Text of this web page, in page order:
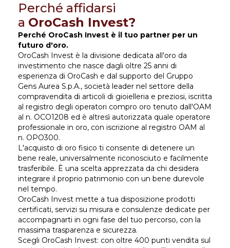
Perché affidarsi
a OroCash Invest?
Perché OroCash Invest è il tuo partner per un
futuro d'oro.
OroCash Invest è la divisione dedicata all'oro da
investimento che nasce dagli oltre 25 anni di
esperienza di OroCash e dal supporto del Gruppo
Gens Aurea S.p.A., società leader nel settore della
compravendita di articoli di gioielleria e preziosi, iscritta
al registro degli operatori compro oro tenuto dall'OAM
al n. OCO1208 ed è altresì autorizzata quale operatore
professionale in oro, con iscrizione al registro OAM al
n. OPO300.
L'acquisto di oro fisico ti consente di detenere un
bene reale, universalmente riconosciuto e facilmente
trasferibile. È una scelta apprezzata da chi desidera
integrare il proprio patrimonio con un bene durevole
nel tempo.
OroCash Invest mette a tua disposizione prodotti
certificati, servizi su misura e consulenze dedicate per
accompagnarti in ogni fase del tuo percorso, con la
massima trasparenza e sicurezza.
Scegli OroCash Invest: con oltre 400 punti vendita sul